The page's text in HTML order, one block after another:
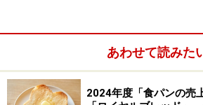
たから
あわせて読みた
2024年度「食パンの売